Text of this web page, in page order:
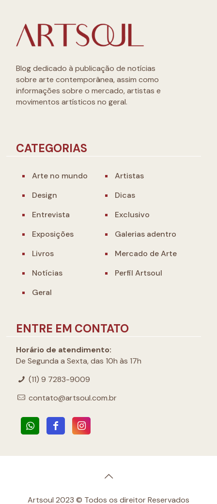
Blog dedicado à publicação de notícias
sobre arte contemporânea, assim como
informações sobre o mercado, artistas e
movimentos artísticos no geral.
CATEGORIAS
Arte no mundo
Artistas
Design
Dicas
Entrevista
Exclusivo
Exposições
Galerias adentro
Livros
Mercado de Arte
Notícias
Perfil Artsoul
Geral
ENTRE EM CONTATO
Horário de atendimento:
De Segunda a Sexta, das 10h às 17h
(11) 9 7283-9009
contato@artsoul.com.br
Artsoul 2023 © Todos os direitor Reservados